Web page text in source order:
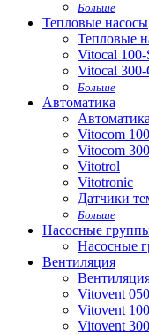
Больше
Тепловые насосы
Тепловые
Vitocal 100-
Vitocal 300-
Больше
Автоматика
Vitocom
Vitocom
Vitotrol
Vitotronic
Датчики
Больше
Насосные
Насосные
Вентиляция
Vitovent
Vitovent
Vitovent